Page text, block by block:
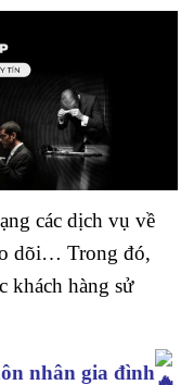
các dịch vụ về
dõi… Trong đó,
khách hàng sử
nhân gia đình